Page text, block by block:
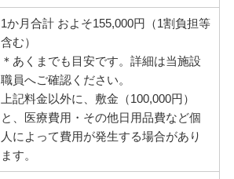
1か月合計 およそ155,000円（1割負担等
含む）
＊あくまでも目安です。詳細は当施設
職員へご確認ください。
上記料金以外に、敷金（100,000円）
と、医療費用・その他日用品費など個
人によって費用が発生する場合があり
ます。